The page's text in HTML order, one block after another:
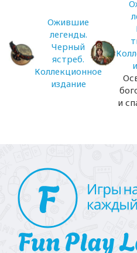
Ожившие
легенды.
Черный
ястреб.
Коллекционное
издание
и